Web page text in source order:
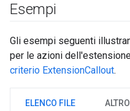
Esempi
Gli esempi seguenti
per le azioni
criterio ExtensionCallout.
ELENCO FILE ALTRO